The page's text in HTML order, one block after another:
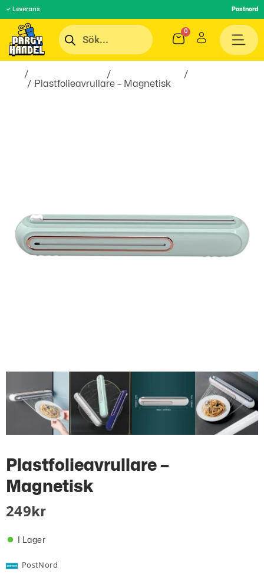
✓ Leverans Postnord
/ / /
/ Plastfolieavrullare – Magnetisk
Plastfolieavrullare –
Magnetisk
249 Kr
I Lager
PostNord